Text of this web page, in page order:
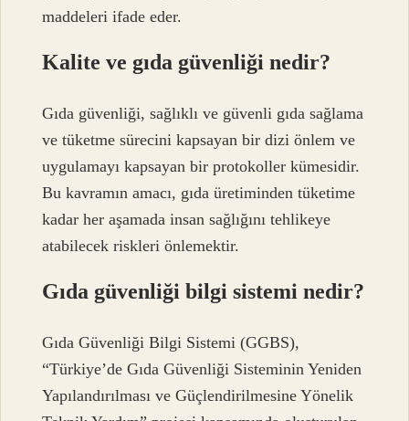
maddeleri ifade eder.
Kalite ve gıda güvenliği nedir?
Gıda güvenliği, sağlıklı ve güvenli gıda sağlama
ve tüketme sürecini kapsayan bir dizi önlem ve
uygulamayı kapsayan bir protokoller kümesidir.
Bu kavramın amacı, gıda üretiminden tüketime
kadar her aşamada insan sağlığını tehlikeye
atabilecek riskleri önlemektir.
Gıda güvenliği bilgi sistemi nedir?
Gıda Güvenliği Bilgi Sistemi (GGBS),
“Türkiye’de Gıda Güvenliği Sisteminin Yeniden
Yapılandırılması ve Güçlendirilmesine Yönelik